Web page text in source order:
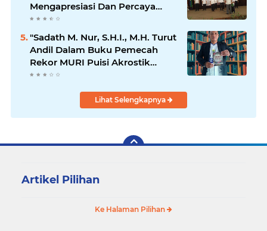
Mengapresiasi Dan Percaya
Penuh Kepada Kepemimpinan
Lpm Kota Bandung Periode
2021-2026
"Sadath M. Nur, S.H.I., M.H. Turut
Andil Dalam Buku Pemecah
Rekor MURI Puisi Akrostik
Terbanyak
Lihat Selengkapnya
Artikel Pilihan
Ke Halaman Pilihan